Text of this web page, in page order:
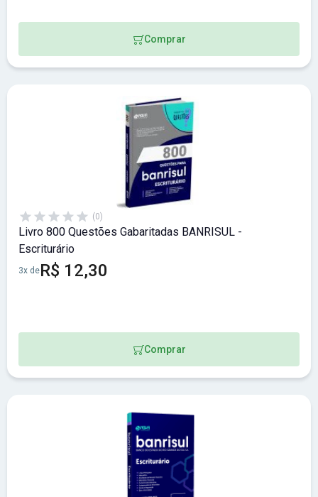
Comprar
(0)
Livro 800 Questões Gabaritadas BANRISUL -
Escriturário
3x deR$ 12,30
Comprar